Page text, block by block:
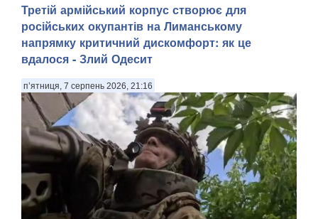
Третій армійський корпус створює для
російських окупантів на Лиманському
напрямку критичний дискомфорт: як це
вдалося - Злий Одесит
п’ятниця, 7 серпень 2026, 21:16